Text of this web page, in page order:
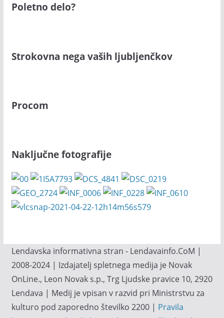
Poletno delo?
Strokovna nega vaših ljubljenčkov
Procom
Naključne fotografije
Lendavska informativna stran - Lendavainfo.CoM |
2008-2024 | Izdajatelj spletnega medija je Novak
OnLine., Leon Novak s.p., Trg Ljudske pravice 10, 2920
Lendava | Medij je vpisan v razvid pri Ministrstvu za
kulturo pod zaporedno številko 2200 | Pravila